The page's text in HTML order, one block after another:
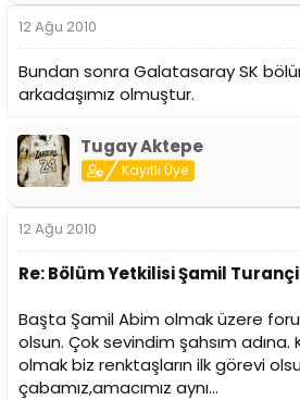
a
ş
l
a
t
n
ı
t
a
r
i
i
12 Ağu 2010
Bundan sonra Galatasaray SK
arkadaşımız olmuştur.
Tugay Aktepe
Kayıtlı Üye
12 Ağu 2010
Re: Bölüm Yetkilisi Şamil
Başta Şamil Abim olmak üzere
olsun. Çok sevindim şahsım adına.
olmak biz renktaşların ilk görevi
çabamız,amacımız aynı...